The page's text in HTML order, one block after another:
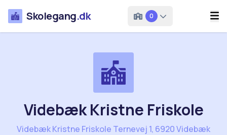
Skolegang.dk 0
Videbæk Kristne Friskole
Videbæk Kristne Friskole Ternevej 1, 6920 Videbæk